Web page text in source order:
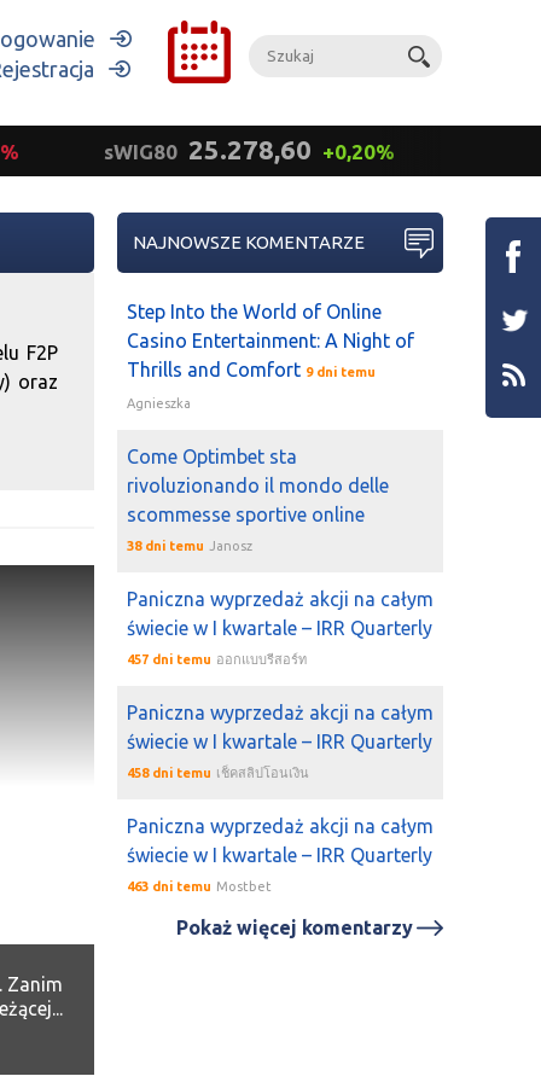
sWIG80 25.278,60 +0,20%
F2P
oraz
Zanim
NAJNOWSZE KOMENTARZE
Step Into the World of Online
Casino Entertainment: A Night of
Thrills and Comfort 9 dni temu
Agnieszka
Come Optimbet sta
rivoluzionando il mondo delle
scommesse sportive online
38 dni temu Janosz
Paniczna wyprzedaż akcji na całym
świecie w I kwartale – IRR Quarterly
457 dni temu ออกแบบรีสอร์ท
Paniczna wyprzedaż akcji na całym
świecie w I kwartale – IRR Quarterly
458 dni temu เช็คสลิปโอนเงิน
Paniczna wyprzedaż akcji na całym
świecie w I kwartale – IRR Quarterly
463 dni temu Mostbet
Pokaż więcej komentarzy